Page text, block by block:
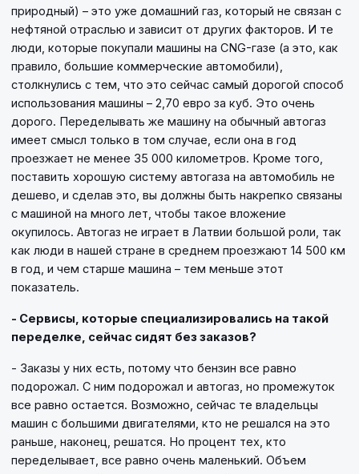
природный) – это уже домашний газ, который не связан с
нефтяной отраслью и зависит от других факторов. И те
люди, которые покупали машины на CNG-газе (а это, как
правило, большие коммерческие автомобили),
столкнулись с тем, что это сейчас самый дорогой способ
использования машины – 2,70 евро за куб. Это очень
дорого. Переделывать же машину на обычный автогаз
имеет смысл только в том случае, если она в год
проезжает не менее 35 000 километров. Кроме того,
поставить хорошую систему автогаза на автомобиль не
дешево, и сделав это, вы должны быть накрепко связаны
с машиной на много лет, чтобы такое вложение
окупилось. Автогаз не играет в Латвии большой роли, так
как люди в нашей стране в среднем проезжают 14 500 км
в год, и чем старше машина – тем меньше этот
показатель.
- Сервисы, которые специализировались на такой
переделке, сейчас сидят без заказов?
- Заказы у них есть, потому что бензин все равно
подорожал. С ним подорожал и автогаз, но промежуток
все равно остается. Возможно, сейчас те владельцы
машин с большими двигателями, кто не решался на это
раньше, наконец, решатся. Но процент тех, кто
переделывает, все равно очень маленький. Объем